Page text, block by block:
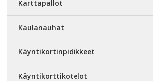
Karttapallot
Kaulanauhat
Käyntikortinpidikkeet
Käyntikorttikotelot